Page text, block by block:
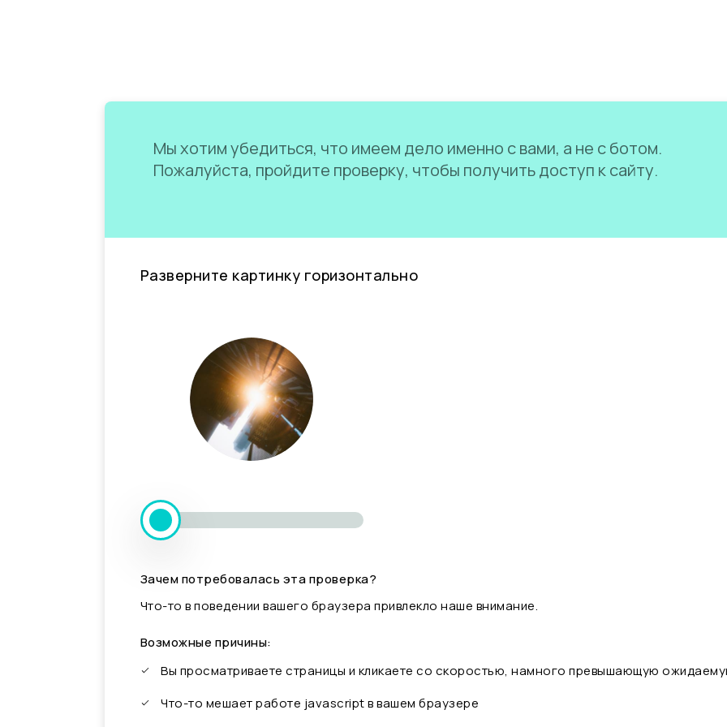
Мы хотим убедиться, что имеем дело именно с вами, а не с ботом.
Пожалуйста, пройдите проверку, чтобы получить доступ к сайту.
Разверните картинку горизонтально
Зачем потребовалась эта проверка?
Что-то в поведении вашего браузера привлекло наше внимание.
Возможные причины:
Вы просматриваете страницы и кликаете со скоростью, намного превышающую
Что-то мешает работе javascript в вашем браузере